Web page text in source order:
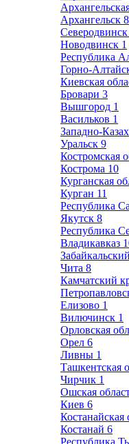
Архангельск 8
Северодвинск
Новодвинск 1
Республика
Горно-
Киевская
Бровари 3
Вышгород 1
Васильков 1
Западно-
Уральск 9
Костромская
Кострома 10
Курганская
Курган 11
Республика
Якутск 8
Республика
Владикавказ
Чита 8
Камчатский
Елизово 1
Вилючинск 1
Орловская
Орел 6
Ливны 1
Ташкентская
Чирчик 1
Ошская
Киев 6
Костанайская
Костанай 6
Республика